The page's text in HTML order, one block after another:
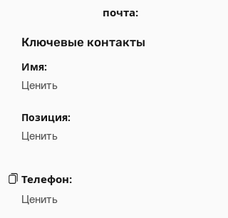
почта:
Ключевые контакты
Имя:
Ценить
Позиция:
Ценить
Телефон:
Ценить